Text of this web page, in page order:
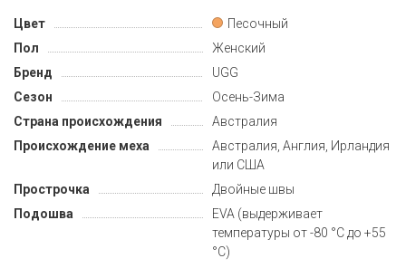
Цвет
Песочный
Пол
Женский
Бренд
UGG
Сезон
Осень-Зима
Страна происхождения
Австралия
Происхождение меха
Австралия, Англия, Ирландия
или США
Прострочка
Двойные швы
Подошва
EVA (выдерживает
температуры от -80 °C до +55
°C)